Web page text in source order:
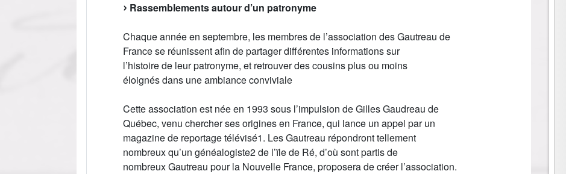
Rassemblements autour d’un patronyme
Chaque année en septembre, les membres de l’association des Gautreau de
France se réunissent afin de partager différentes informations sur
l’histoire de leur patronyme, et retrouver des cousins plus ou moins
éloignés dans une ambiance conviviale
Cette association est née en 1993 sous l’impulsion de Gilles Gaudreau de
Québec, venu chercher ses origines en France, qui lance un appel par un
magazine de reportage télévisé1. Les Gautreau répondront tellement
nombreux qu’un généalogiste2 de l’ïle de Ré, d’où sont partis de
nombreux Gautreau pour la Nouvelle France, proposera de créer l’association.